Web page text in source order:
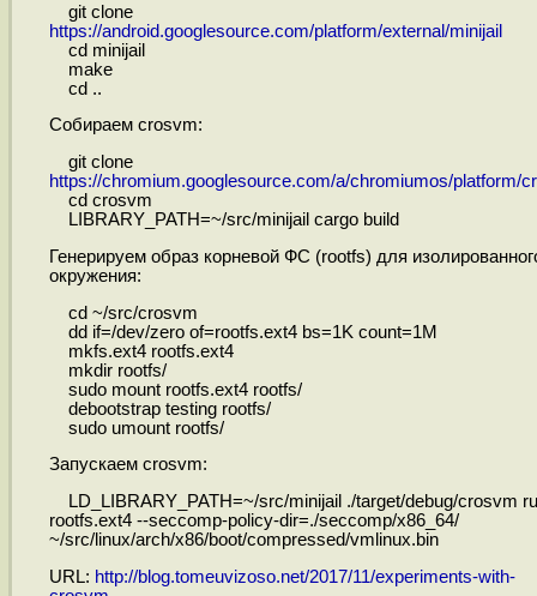
git clone
https://android.googlesource.com/platform/external/minijail
cd minijail
make
cd ..
Собираем crosvm:
git clone
https://chromium.googlesource.com/a/chromiumos/platform/
cd crosvm
LIBRARY_PATH=~/src/minijail cargo build
Генерируем образ корневой ФС (rootfs) для
окружения:
cd ~/src/crosvm
dd if=/dev/zero of=rootfs.ext4 bs=1K count=1M
mkfs.ext4 rootfs.ext4
mkdir rootfs/
sudo mount rootfs.ext4 rootfs/
debootstrap testing rootfs/
sudo umount rootfs/
Запускаем crosvm:
LD_LIBRARY_PATH=~/src/minijail ./target/debug/crosvm
rootfs.ext4 --seccomp-policy-dir=./seccomp/x86_64/
~/src/linux/arch/x86/boot/compressed/vmlinux.bin
URL: http://blog.tomeuvizoso.net/2017/11/experiments-with-